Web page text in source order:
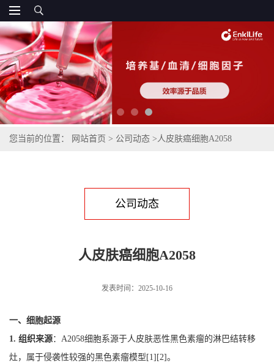
您当前的位置： 网站首页 > 公司动态 >人皮肤癌细胞A2058
公司动态
人皮肤癌细胞A2058
发表时间：2025-10-16
一、细胞起源
1. 组织来源： A2058细胞系源于人皮肤恶性黑色素瘤的淋巴结转移
灶，属于侵袭性较强的黑色素瘤模型 [1][2]。